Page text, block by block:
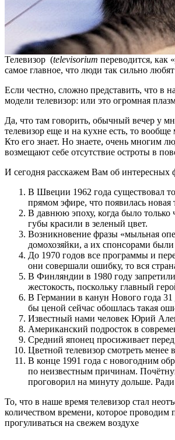
Телевизор (televisorium переводится, как
самое главное, что люди так сильно
Если честно, сложно представить, что в
модели телевизор: или это огромная
Да, что там говорить, обычный вечер у
телевизор еще и на кухне есть, то
Кто его знает. Но знаете, очень многим
возмещают себе отсутствие остроты в
И сегодня расскажем Вам об интересных
В Швеции 1962 года существовал
прямом эфире, что появилась
В давнюю эпоху, когда было только
губы красили в зеленый цвет.
Возникновение фразы «мыльная
домохозяйки, а их спонсорами
До 1970 годов все программы и
они совершали ошибку, то вся
В Финляндии в 1980 году
жестокость, поскольку главный
В Германии в канун Нового года
бы ценой сейчас обошлась такая
Известный нами человек Юрий
Американский подросток в
Средний японец просиживает
Цветной телевизор смотреть
В конце 1991 года с новогодним
по неизвестным причинам.
проговорил на минуту дольше.
То, что в наше время телевизор стал
количеством времени, которое проводим
прогуливаться на свежем воздухе